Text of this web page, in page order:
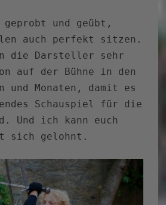
und geübt,
auch perfekt sitzen.
die Darsteller sehr
auf der Bühne in den
und Monaten, damit es
Schauspiel für die
Und ich kann euch
sich gelohnt.